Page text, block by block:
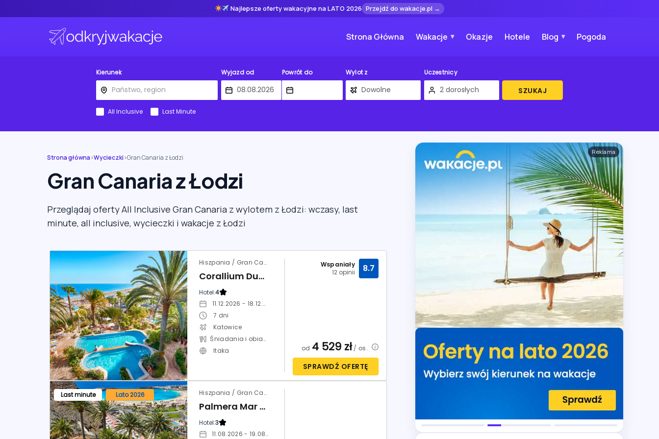
Najlepsze oferty wakacyjne na LATO 2026 Przejdź do wakacje.pl →
Strona Główna Wakacje Okazje Hotele Blog Pogoda
Kierunek Wyjazd od Powrót do Wylot z Uczestnicy
SZUKAJ
All Inclusive Last Minute
Strona główna›Wycieczki›Gran Canaria z Łodzi
Gran Canaria z Łodzi
Przeglądaj oferty All Inclusive Gran Canaria z wylotem z Łodzi: wczasy, last
minute, all inclusive, wycieczki i wakacje z Łodzi
Hiszpania / Gran Canaria / Playa del Ingles
Corallium Dunamar
Hotel:4
11.12.2026 - 18.12.2026
7 dni
Katowice
Śniadania i obiadokolacje (HB)
Itaka
Wspaniały
12 opinii
8.7
od 4 529 zł/ os.
SPRAWDŹ OFERTĘ
Last minute Lato 2026 Hiszpania / Gran Canaria / Puerto Rico
Palmera Mar Apartamentos
Hotel:3
11.08.2026 - 19.08.2026
Reklama